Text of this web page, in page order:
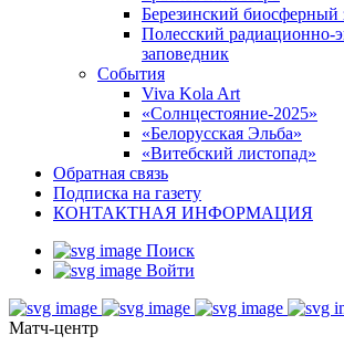
Березинский биосферный
Полесский радиационно-
заповедник
События
Viva Kola Art
«Солнцестояние-2025»
«Белорусская Эльба»
«Витебский листопад»
Обратная связь
Подписка на газету
КОНТАКТНАЯ ИНФОРМАЦИЯ
Поиск
Войти
Матч-центр